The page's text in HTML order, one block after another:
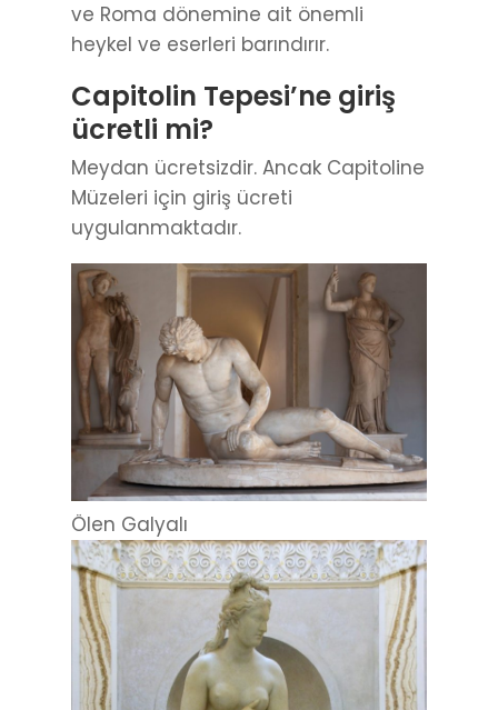
ve Roma dönemine ait önemli
heykel ve eserleri barındırır.
Capitolin Tepesi’ne giriş
ücretli mi?
Meydan ücretsizdir. Ancak Capitoline
Müzeleri için giriş ücreti
uygulanmaktadır.
Ölen Galyalı